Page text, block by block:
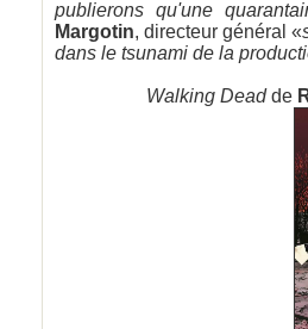
publierons qu'une
Margotin, directeur général «
dans le tsunami de la
Walking Deadde